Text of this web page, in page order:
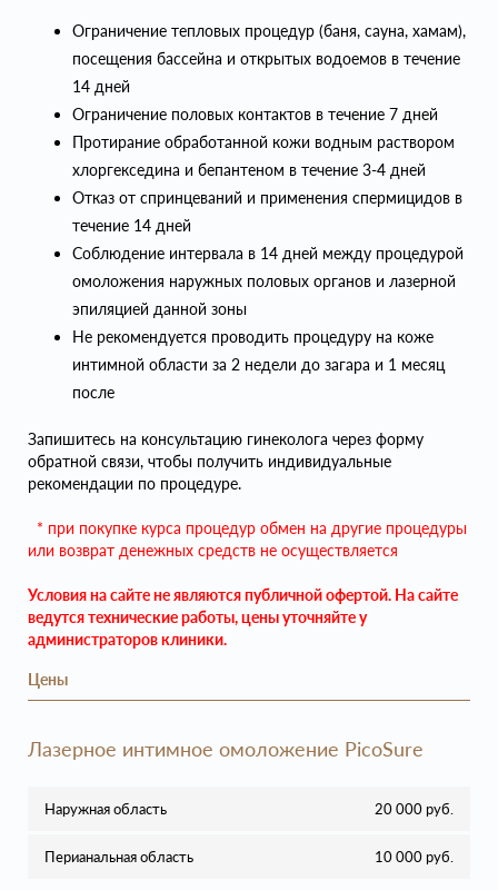
Ограничение тепловых процедур (баня, сауна, хамам),
посещения бассейна и открытых водоемов в течение
14 дней
Ограничение половых контактов в течение 7 дней
Протирание обработанной кожи водным раствором
хлоргекседина и бепантеном в течение 3-4 дней
Отказ от спринцеваний и применения спермицидов в
течение 14 дней
Соблюдение интервала в 14 дней между процедурой
омоложения наружных половых органов и лазерной
эпиляцией данной зоны
Не рекомендуется проводить процедуру на коже
интимной области за 2 недели до загара и 1 месяц
после
Запишитесь на консультацию гинеколога через форму
обратной связи, чтобы получить индивидуальные
рекомендации по процедуре.
* при покупке курса процедур обмен на другие процедуры
или возврат денежных средств не осуществляется
Условия на сайте не являются публичной офертой. На сайте
ведутся технические работы, цены уточняйте у
администраторов клиники.
Цены
Лазерное интимное омоложение PicoSure
Наружная область 20 000 руб.
Перианальная область 10 000 руб.